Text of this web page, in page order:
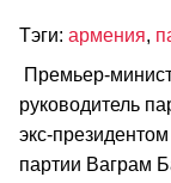
Тэги: армения,
Премьер-
руководитель
экс-
партии Ваграм